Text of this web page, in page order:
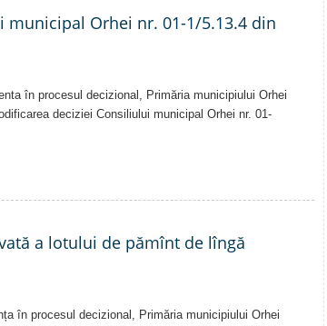
Orhei nr. 01-1/5.13.4 din
în procesul decizional, Primăria municipiului Orhei
deciziei Consiliului municipal Orhei nr. 01-
a lotului de pămînt de lîngă
în procesul decizional, Primăria municipiului Orhei